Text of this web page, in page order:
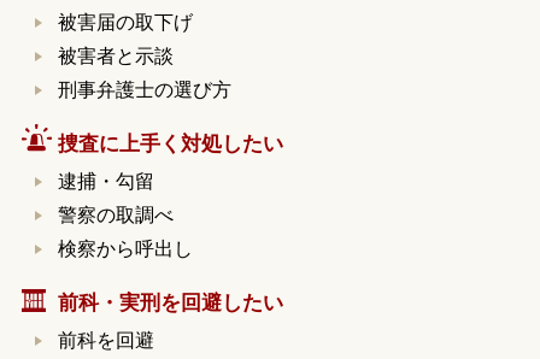
被害届の取下げ
被害者と示談
刑事弁護士の選び方
捜査に上手く対処したい
逮捕・勾留
警察の取調べ
検察から呼出し
前科・実刑を回避したい
前科を回避